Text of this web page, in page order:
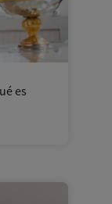
es